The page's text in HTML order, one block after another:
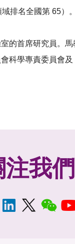
排名全國第 65）。
的首席研究員。馬
科學專責委員會
注我們